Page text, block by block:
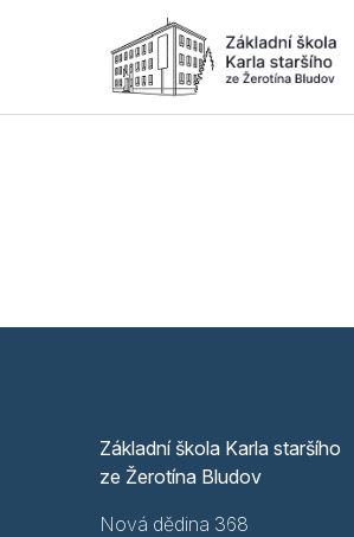
Základní škola Karla staršího
ze Žerotína Bludov
Nová dědina 368